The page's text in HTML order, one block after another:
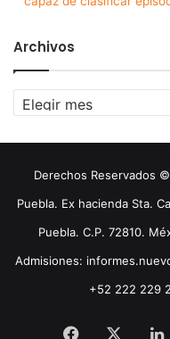
Archivos
Archivos
Derechos Reservados
Puebla. Ex hacienda Sta.
Puebla. C.P. 72810.
Admisiones:
+52 222 229
Facebook